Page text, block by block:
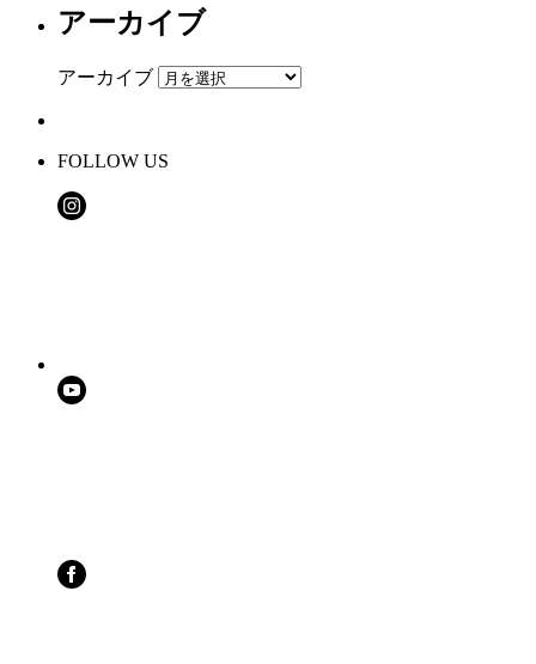
アーカイブ
アーカイブ
FOLLOW US